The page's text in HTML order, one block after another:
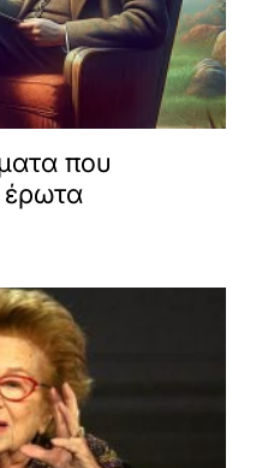
που
έρωτα